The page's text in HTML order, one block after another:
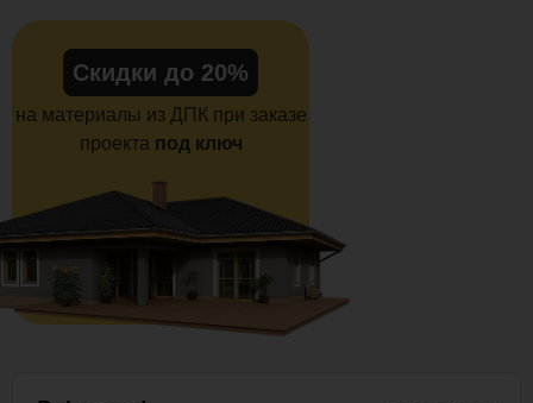
Скидки до 20%
на материалы из ДПК при заказе
проекта под ключ